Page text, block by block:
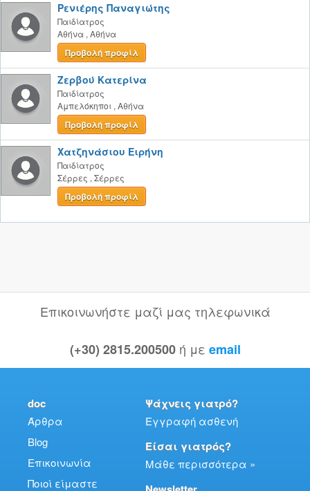
Ρενιέρης Παναγιώτης
Παιδίατρος
Αθήνα , Αθήνα
Προβολή προφίλ
Ζερβού Κατερίνα
Παιδίατρος
Αμπελόκηποι , Αθήνα
Προβολή προφίλ
Χατζηνάσιου Ειρήνη
Παιδίατρος
Σέρρες , Σέρρες
Προβολή προφίλ
Επικοινωνήστε μαζί μας τηλεφωνικά
(+30) 2815.200500 ή με email
doc
Άρθρα
Blog
Επικοινωνία
Ποιοί είμαστε
Ψάχνεις γιατρό?
Εγγραφή ασθενή
Είσαι γιατρός?
Μάθε περισσότερα »